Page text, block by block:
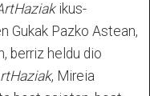
ikus-
Gukak Pazko Astean,
berriz heldu dio
, Mireia